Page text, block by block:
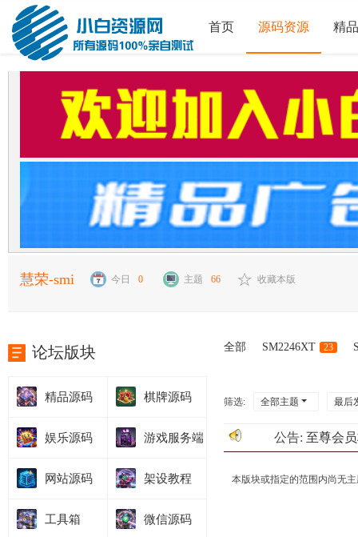
首页 源码资源 精
慧荣-smi 今日 0 主题 66 收藏本版
全部 SM2246XT 23
筛选: 全部主题 最后
公告: 至尊会
本版块或指定的范围内尚无
论坛版块
精品源码 棋牌源码
娱乐源码 游戏服务端
网站源码 架设教程
工具箱 微信源码